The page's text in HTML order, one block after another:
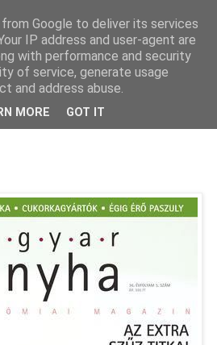
Google to deliver its services
IP address and user-agent are
with performance and security
of service, generate usage
and address abuse.
MORE GOT IT